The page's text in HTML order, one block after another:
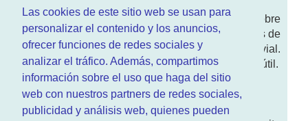
Las cookies de este sitio web se usan para
personalizar el contenido y los anuncios,
ofrecer funciones de redes sociales y
analizar el tráfico. Además, compartimos
información sobre el uso que haga del sitio
web con nuestros partners de redes sociales,
publicidad y análisis web, quienes pueden
Enwww.RenovarCarnet.comTe contamos sobre
larenovación del permisode conducir, noticias de
actualidad motor y sobre todo seguridad vial.
Ademas tenemos todo tipo de información DGT útil.
¿Quienes somos?